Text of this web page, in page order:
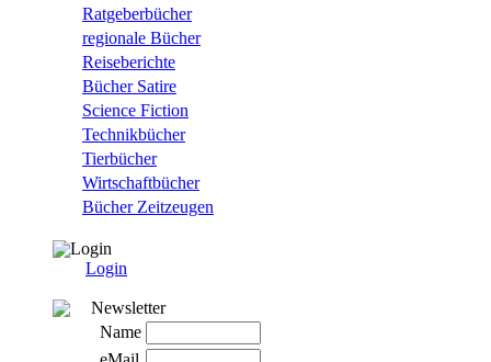
Ratgeberbücher
regionale Bücher
Reiseberichte
Bücher Satire
Science Fiction
Technikbücher
Tierbücher
Wirtschaftbücher
Bücher Zeitzeugen
Login
Login
Newsletter
Name